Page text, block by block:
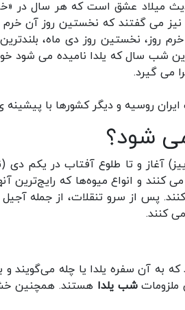
میلاد عشق است که هر سال در
نیز می گفتند که نخستین روز آن
روز، نخستین روز دی ماه،
شب سال که یلدا نامیده می شود
می گیرد.
روسیه و دیگر کشورها با پیشینه
می شود؟
(آخرین روز پاییز) آغاز و تا طلوع آفتاب
کنند و انواع میوه‌ها که رایج‌ترین
پس از سرو تنقلات، از جمله
کنند.
به آن سفره یلدا یا چله می‌گویند و
ملزوماتشب یلدا هستند. همچنین